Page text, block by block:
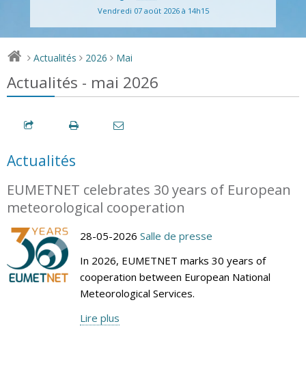
Vendredi 07 août 2026 à 14h15
> Actualités > 2026 > Mai
Actualités - mai 2026
Actualités
EUMETNET celebrates 30 years of European
meteorological cooperation
28-05-2026 Salle de presse
In 2026, EUMETNET marks 30 years of
cooperation between European National
Meteorological Services.
Lire plus